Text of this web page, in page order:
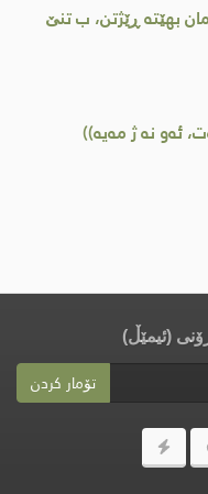
بهێته‌ ڕێژتن، ب تنێ
ئه‌و نه‌ ژ مه‌یه‌))
(ئیمێڵ)
تۆمار کردن